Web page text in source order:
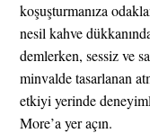
koşuşturmanıza
nesil kahve
demlerken, sessiz ve
minvalde tasarlanan
etkiyi yerinde
More’a yer açın.